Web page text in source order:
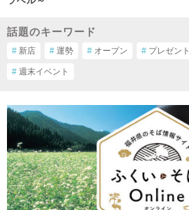
話題のキーワード
# 新店 # 運勢 # オープン # プレゼント
# 週末イベント